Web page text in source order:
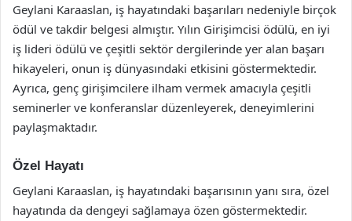
Geylani Karaaslan, iş hayatındaki başarıları nedeniyle birçok
ödül ve takdir belgesi almıştır. Yılın Girişimcisi ödülü, en iyi
iş lideri ödülü ve çeşitli sektör dergilerinde yer alan başarı
hikayeleri, onun iş dünyasındaki etkisini göstermektedir.
Ayrıca, genç girişimcilere ilham vermek amacıyla çeşitli
seminerler ve konferanslar düzenleyerek, deneyimlerini
paylaşmaktadır.
Özel Hayatı
Geylani Karaaslan, iş hayatındaki başarısının yanı sıra, özel
hayatında da dengeyi sağlamaya özen göstermektedir.